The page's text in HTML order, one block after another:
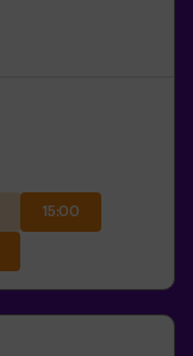
15:00